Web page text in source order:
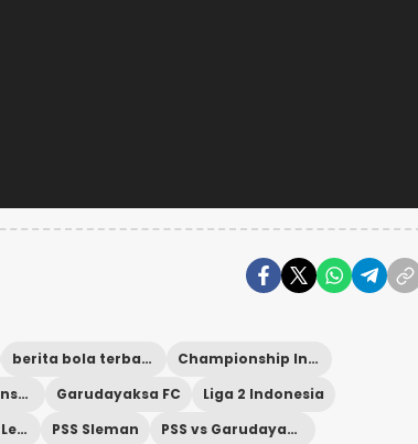
berita bola terbaru
Championship Indonesia
final Championship 2025/2026
Garudayaksa FC
Liga 2 Indonesia
promosi Super League
PSS Sleman
PSS vs Garudayaksa